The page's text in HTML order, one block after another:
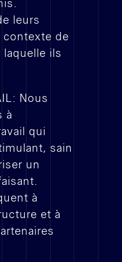
leurs
contexte de
ils
Nous
à
qui
sain
un
à
et à